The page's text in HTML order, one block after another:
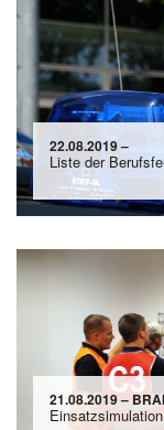
22.08.2019 –
Liste der
21.08.2019 –